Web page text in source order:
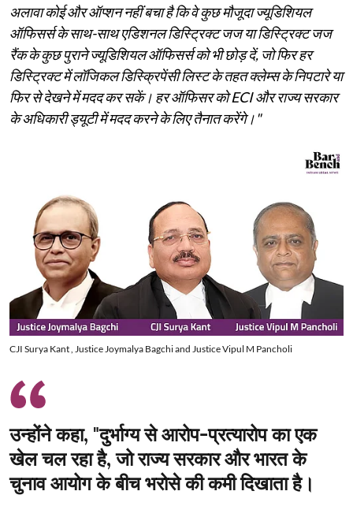
अलावा कोई और ऑप्शन नहीं बचा है कि वे कुछ मौजूदा ज्यूडिशियल
ऑफिसर्स के साथ-साथ एडिशनल डिस्ट्रिक्ट जज या डिस्ट्रिक्ट जज
रैंक के कुछ पुराने ज्यूडिशियल ऑफिसर्स को भी छोड़ दें, जो फिर हर
डिस्ट्रिक्ट में लॉजिकल डिस्क्रिपेंसी लिस्ट के तहत क्लेम्स के निपटारे या
फिर से देखने में मदद कर सकें। हर ऑफिसर को ECI और राज्य सरकार
के अधिकारी ड्यूटी में मदद करने के लिए तैनात करेंगे।"
CJI Surya Kant , Justice Joymalya Bagchi and Justice Vipul M Pancholi
उन्होंने कहा, "दुर्भाग्य से आरोप-प्रत्यारोप का एक
खेल चल रहा है, जो राज्य सरकार और भारत के
चुनाव आयोग के बीच भरोसे की कमी दिखाता है।